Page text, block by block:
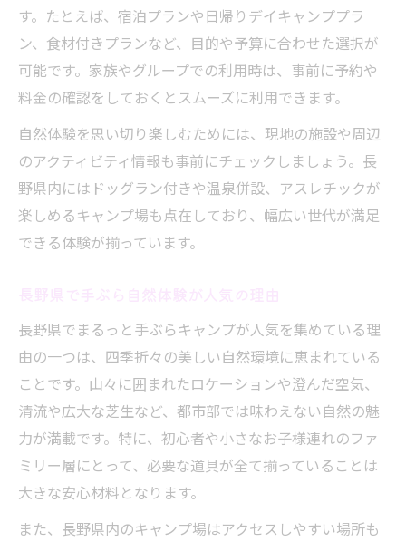
す。たとえば、宿泊プランや日帰りデイキャンププラ
ン、食材付きプランなど、目的や予算に合わせた選択が
可能です。家族やグループでの利用時は、事前に予約や
料金の確認をしておくとスムーズに利用できます。
自然体験を思い切り楽しむためには、現地の施設や周辺
のアクティビティ情報も事前にチェックしましょう。長
野県内にはドッグラン付きや温泉併設、アスレチックが
楽しめるキャンプ場も点在しており、幅広い世代が満足
できる体験が揃っています。
長野県でまるっと手ぶらキャンプが人気を集めている理
由の一つは、四季折々の美しい自然環境に恵まれている
ことです。山々に囲まれたロケーションや澄んだ空気、
清流や広大な芝生など、都市部では味わえない自然の魅
力が満載です。特に、初心者や小さなお子様連れのファ
ミリー層にとって、必要な道具が全て揃っていることは
大きな安心材料となります。
また、長野県内のキャンプ場はアクセスしやすい場所も